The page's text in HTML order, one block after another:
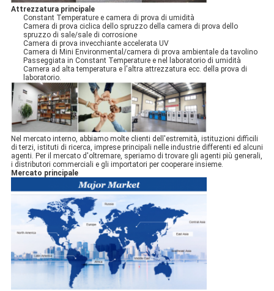
Attrezzatura principale
Constant Temperature e camera di prova di umidità
Camera di prova ciclica dello spruzzo della camera di prova dello
spruzzo di sale/sale di corrosione
Camera di prova invecchiante accelerata UV
Camera di Mini Environmental/camera di prova ambientale da tavolino
Passeggiata in Constant Temperature e nel laboratorio di umidità
Camera ad alta temperatura e l'altra attrezzatura ecc. della prova di
laboratorio.
Nel mercato interno, abbiamo molte clienti dell'estremità, istituzioni difficili
di terzi, istituti di ricerca, imprese principali nelle industrie differenti ed alcuni
agenti. Per il mercato d'oltremare, speriamo di trovare gli agenti più generali,
i distributori commerciali e gli importatori per cooperare insieme.
Mercato principale